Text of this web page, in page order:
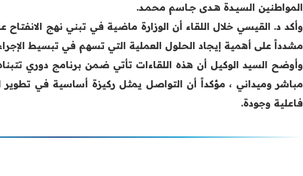
المواطنين السيــدة هــدى جــاسم محمــد.
وأكد د. القيسي خلال اللقاء أن الوزارة ماضية في تبني نهج الانفتاح
مشدداً على أهمية إيجاد الحلول العملية التي تسهم في تبسيط
وأوضح السيد الوكيل أن هذه اللقاءات تأتي ضمن برنامج دوري
مباشر وميداني ، مؤكداً أن التواصل يمثل ركيزة أساسية في تطوير
فاعلية وجودة.